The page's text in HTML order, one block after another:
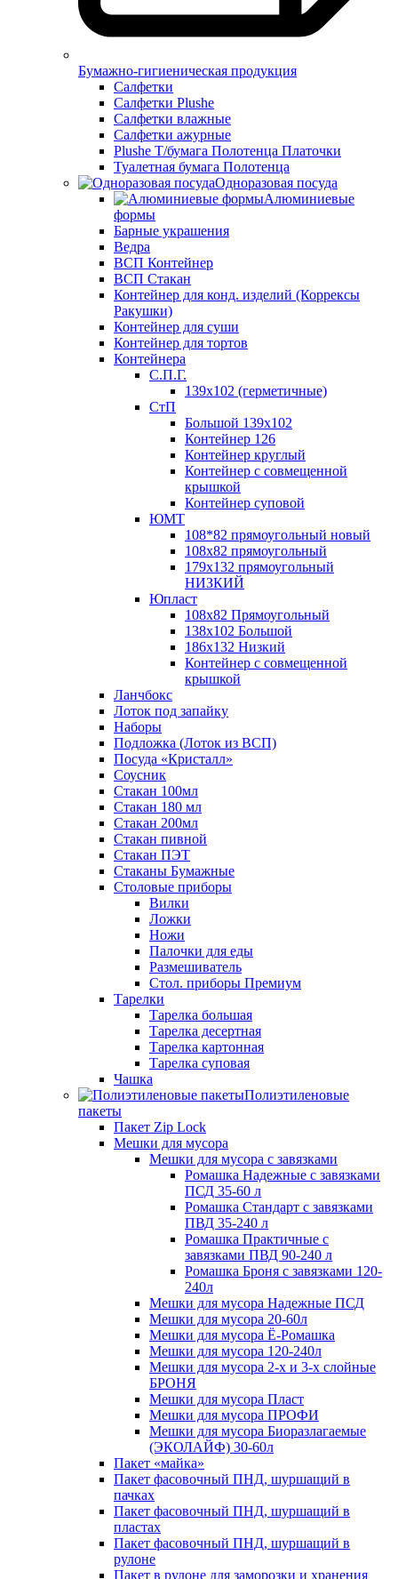
Бумажно-гигиеническая продукция
Салфетки
Салфетки Plushe
Салфетки влажные
Салфетки ажурные
Plushe Т/бумага Полотенца Платочки
Туалетная бумага Полотенца
Одноразовая посуда
Алюминиевые
формы
Барные украшения
Ведра
ВСП Контейнер
ВСП Стакан
Контейнер для конд. изделий (Коррексы
Ракушки)
Контейнер для суши
Контейнер для тортов
Контейнера
С.П.Г.
139х102 (герметичные)
СтП
Большой 139х102
Контейнер 126
Контейнер круглый
Контейнер с совмещенной
крышкой
Контейнер суповой
ЮМТ
108*82 прямоугольный новый
108х82 прямоугольный
179х132 прямоугольный
НИЗКИЙ
Юпласт
108х82 Прямоугольный
138х102 Большой
186х132 Низкий
Контейнер с совмещенной
крышкой
Ланчбокс
Лоток под запайку
Наборы
Подложка (Лоток из ВСП)
Посуда «Кристалл»
Соусник
Стакан 100мл
Стакан 180 мл
Стакан 200мл
Стакан пивной
Стакан ПЭТ
Стаканы Бумажные
Столовые приборы
Вилки
Ложки
Ножи
Палочки для еды
Размешиватель
Стол. приборы Премиум
Тарелки
Тарелка большая
Тарелка десертная
Тарелка картонная
Тарелка суповая
Чашка
Полиэтиленовые
пакеты
Пакет Zip Lock
Мешки для мусора
Мешки для мусора с завязками
Ромашка Надежные с завязками
ПСД 35-60 л
Ромашка Стандарт с завязками
ПВД 35-240 л
Ромашка Практичные с
завязками ПВД 90-240 л
Ромашка Броня с завязками 120-
240л
Мешки для мусора Надежные ПСД
Мешки для мусора 20-60л
Мешки для мусора Ё-Ромашка
Мешки для мусора 120-240л
Мешки для мусора 2-х и 3-х слойные
БРОНЯ
Мешки для мусора Пласт
Мешки для мусора ПРОФИ
Мешки для мусора Биоразлагаемые
(ЭКОЛАЙФ) 30-60л
Пакет «майка»
Пакет фасовочный ПНД, шуршащий в
пачках
Пакет фасовочный ПНД, шуршащий в
пластах
Пакет фасовочный ПНД, шуршащий в
рулоне
Пакет в рулоне для заморозки и хранения